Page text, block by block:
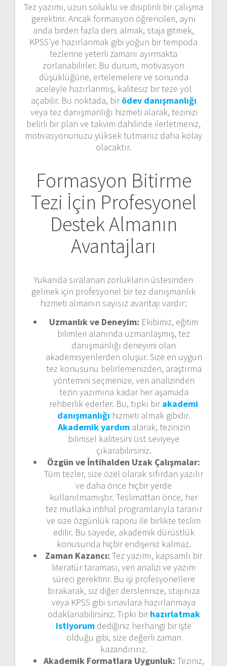
Tez yazımı, uzun soluklu ve disiplinli bir çalışma
gerektirir. Ancak formasyon öğrencileri, aynı
anda birden fazla ders almak, staja gitmek,
KPSS’ye hazırlanmak gibi yoğun bir tempoda
tezlerine yeterli zamanı ayırmakta
zorlanabilirler. Bu durum, motivasyon
düşüklüğüne, ertelemelere ve sonunda
aceleyle hazırlanmış, kalitesiz bir teze yol
açabilir. Bu noktada, birödev danışmanlığı
veya tez danışmanlığı hizmeti alarak, tezinizi
belirli bir plan ve takvim dahilinde ilerletmeniz,
motivasyonunuzu yüksek tutmanız daha kolay
olacaktır.
Formasyon Bitirme
Tezi İçin Profesyonel
Destek Almanın
Avantajları
Yukarıda sıralanan zorlukların üstesinden
gelmek için profesyonel bir tez danışmanlık
hizmeti almanın sayısız avantajı vardır:
Uzmanlık ve Deneyim: Ekibimiz, eğitim
bilimleri alanında uzmanlaşmış, tez
danışmanlığı deneyimi olan
akademisyenlerden oluşur. Size en uygun
tez konusunu belirlemenizden, araştırma
yöntemini seçmenize, veri analizinden
tezin yazımına kadar her aşamada
rehberlik ederler. Bu, tıpkı birakademi
danışmanlığı hizmeti almak gibidir.
Akademik yardımalarak, tezinizin
bilimsel kalitesini üst seviyeye
çıkarabilirsiniz.
Özgün ve İntihalden Uzak Çalışmalar:
Tüm tezler, size özel olarak sıfırdan yazılır
ve daha önce hiçbir yerde
kullanılmamıştır. Teslimattan önce, her
tez mutlaka intihal programlarıyla taranır
ve size özgünlük raporu ile birlikte teslim
edilir. Bu sayede, akademik dürüstlük
konusunda hiçbir endişeniz kalmaz.
Zaman Kazancı: Tez yazımı, kapsamlı bir
literatür taraması, veri analizi ve yazım
süreci gerektirir. Bu işi profesyonellere
bırakarak, siz diğer derslerinize, stajınıza
veya KPSS gibi sınavlara hazırlanmaya
odaklanabilirsiniz. Tıpkı birhazırlatmak
istiyorum dediğiniz herhangi bir işte
olduğu gibi, size değerli zaman
kazandırırız.
Akademik Formatlara Uygunluk: Teziniz,